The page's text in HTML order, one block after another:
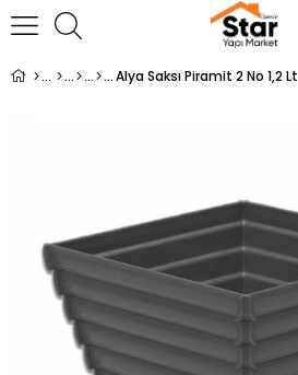
Alya Saksı Piramit 2 No 1,2 Lt